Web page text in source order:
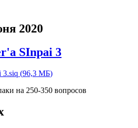
2020
SInpai 3
3.siq (96,3 МБ)
на 250-350 вопросов